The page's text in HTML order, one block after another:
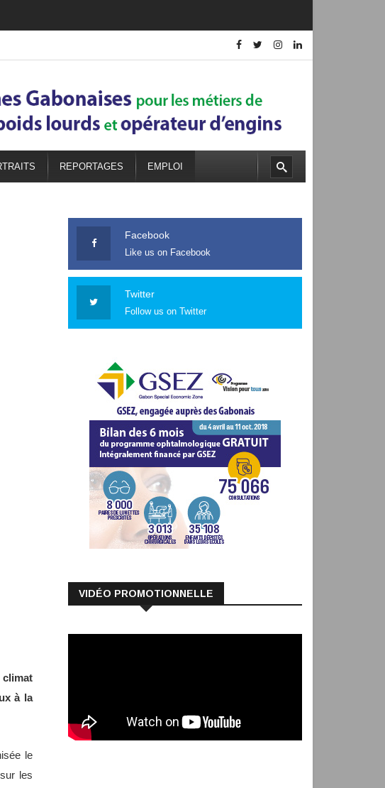
REPORTAGES EMPLOI
à la
le
les
Facebook
Like us on Facebook
Twitter
Follow us on Twitter
VIDÉO PROMOTIONNELLE